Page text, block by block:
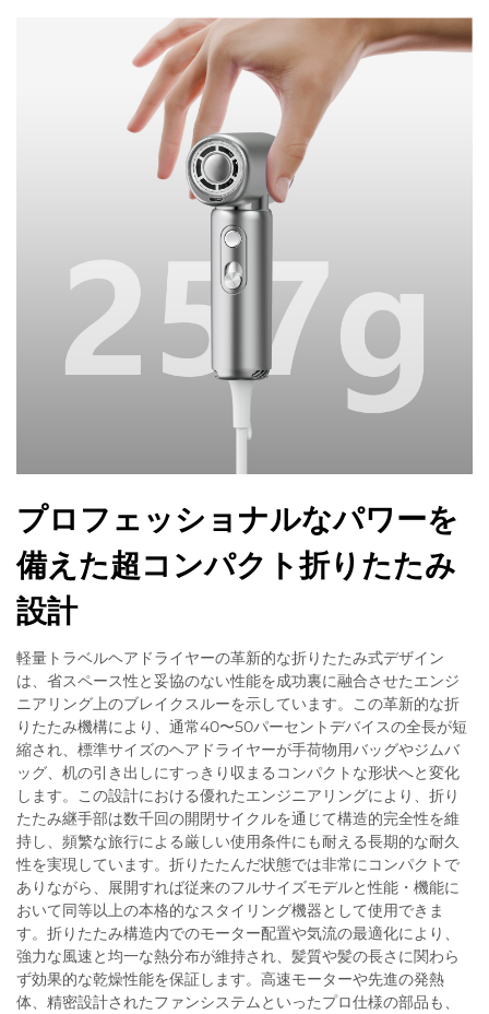
プロフェッショナルなパワーを
備えた超コンパクト折りたたみ
設計
軽量トラベルヘアドライヤーの革新的な折りたたみ式デザイン
は、省スペース性と妥協のない性能を成功裏に融合させたエンジ
ニアリング上のブレイクスルーを示しています。この革新的な折
りたたみ機構により、通常40〜50パーセントデバイスの全長が短
縮され、標準サイズのヘアドライヤーが手荷物用バッグやジムバ
ッグ、机の引き出しにすっきり収まるコンパクトな形状へと変化
します。この設計における優れたエンジニアリングにより、折り
たたみ継手部は数千回の開閉サイクルを通じて構造的完全性を維
持し、頻繁な旅行による厳しい使用条件にも耐える長期的な耐久
性を実現しています。折りたたんだ状態では非常にコンパクトで
ありながら、展開すれば従来のフルサイズモデルと性能・機能に
おいて同等以上の本格的なスタイリング機器として使用できま
す。折りたたみ構造内でのモーター配置や気流の最適化により、
強力な風速と均一な熱分布が維持され、髪質や髪の長さに関わら
ず効果的な乾燥性能を保証します。高速モーターや先進の発熱
体、精密設計されたファンシステムといったプロ仕様の部品も、